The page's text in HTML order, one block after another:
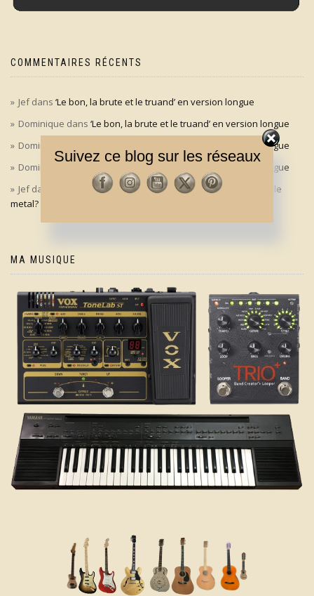
COMMENTAIRES RÉCENTS
Jefdans ‘Le bon, la brute et le truand’ en version longue
Dominique dans ‘Le bon, la brute et le truand’ en version longue
Dominique
‘Le bon, la brute et le truand’ en version longue
Dominique
‘Le bon, la brute et le truand’ en version longue
Jefdans
Aldo Maccione à l’origine du signe des cornes dans le
metal?
MA MUSIQUE
Suivez ce blog sur les réseaux